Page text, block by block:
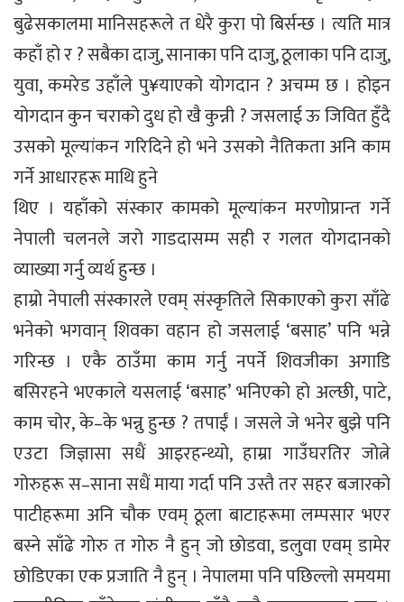
बुढेसकालमा मानिसहरूले त धेरै कुरा पो बिर्सन्छ । त्यति मात्र
कहाँ हो र ? सबैका दाजु, सानाका पनि दाजु, ठूलाका पनि दाजु,
युवा, कमरेड उहाँले पु¥याएको योगदान ? अचम्म छ । होइन
योगदान कुन चराको दुध हो खै कुन्नी ? जसलाई ऊ जिवित हुँदै
उसको मूल्यांकन गरिदिने हो भने उसको नैतिकता अनि काम
गर्ने आधारहरू माथि हुने
थिए । यहाँको संस्कार कामको मूल्यांकन मरणोप्रान्त गर्ने
नेपाली चलनले जरो गाडदासम्म सही र गलत योगदानको
व्याख्या गर्नु व्यर्थ हुन्छ ।
हाम्रो नेपाली संस्कारले एवम् संस्कृतिले सिकाएको कुरा साँढे
भनेको भगवान् शिवका वहान हो जसलाई ‘बसाह’ पनि भन्ने
गरिन्छ । एकै ठाउँमा काम गर्नु नपर्ने शिवजीका अगाडि
बसिरहने भएकाले यसलाई ‘बसाह’ भनिएको हो अल्छी, पाटे,
काम चोर, के–के भन्नु हुन्छ ? तपाईं । जसले जे भनेर बुझे पनि
एउटा जिज्ञासा सधैं आइरहन्थ्यो, हाम्रा गाउँघरतिर जोत्ने
गोरुहरू स–साना सधैं माया गर्दा पनि उस्तै तर सहर बजारको
पाटीहरूमा अनि चौक एवम् ठूला बाटाहरूमा लम्पसार भएर
बस्ने साँढे गोरु त गोरु नै हुन् जो छोडवा, डलुवा एवम् डामेर
छोडिएका एक प्रजाति नै हुन् । नेपालमा पनि पछिल्लो समयमा